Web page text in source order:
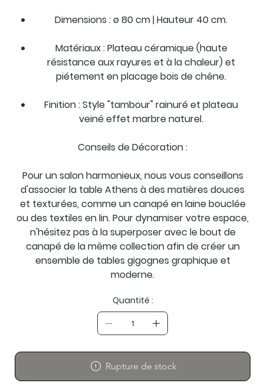
Dimensions : ø 80 cm | Hauteur 40 cm.
Matériaux : Plateau céramique (haute
résistance aux rayures et à la chaleur) et
piétement en placage bois de chêne.
Finition : Style "tambour" rainuré et plateau
veiné effet marbre naturel.
Conseils de Décoration :
Pour un salon harmonieux, nous vous conseillons
d'associer la table Athens à des matières douces
et texturées, comme un canapé en laine bouclée
ou des textiles en lin. Pour dynamiser votre espace,
n'hésitez pas à la superposer avec le bout de
canapé de la même collection afin de créer un
ensemble de tables gigognes graphique et
moderne.
Quantité :
Rupture de stock